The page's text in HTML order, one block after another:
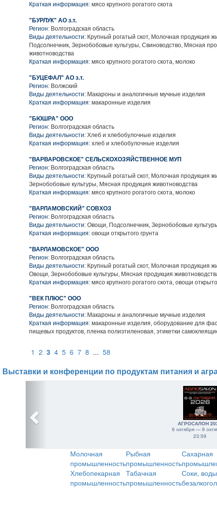
Краткая информация: мясо крупного рогатого скота
"БУРЛУК" АО з.т.
Регион: Волгоградская область
Виды деятельности: Крупный рогатый скот, Молочная продукция
Подсолнечник, Зернобобовые культуры, Свиноводство, Мясная
животноводства
Краткая информация: мясо крупного рогатого скота, молоко
"БУЦЕФАЛ" АО з.т.
Регион: Волжский
Виды деятельности: Макароны и аналогичные мучные изделия
Краткая информация: макаронные изделия
"БЮШРА" ООО
Регион: Волгоградская область
Виды деятельности: Хлеб и хлебобулочные изделия
Краткая информация: хлеб и хлебобулочные изделия
"ВАРВАРОВСКОЕ" СЕЛЬСКОХОЗЯЙСТВЕННОЕ МУП
Регион: Волгоградская область
Виды деятельности: Крупный рогатый скот, Молочная продукция
Зернобобовые культуры, Мясная продукция животноводства
Краткая информация: мясо крупного рогатого скота, молоко
"ВАРЛАМОВСКИЙ" СОВХОЗ
Регион: Волгоградская область
Виды деятельности: Овощи, Подсолнечник, Зернобобовые
Краткая информация: овощи открытого грунта
"ВАРЛАМОВСКОЕ" ООО
Регион: Волгоградская область
Виды деятельности: Крупный рогатый скот, Молочная продукция
Овощи, Зернобобовые культуры, Мясная продукция
Краткая информация: мясо крупного рогатого скота, овощи
"ВЕК ПЛЮС" ООО
Регион: Волгоградская область
Виды деятельности: Макароны и аналогичные мучные изделия
Краткая информация: макаронные изделия, оборудование для
пищевых продуктов, пленка полиэтиленовая, этикетки
1 2 3 4 5 6 7 8 ... 58
Выставки и конференции по продуктам питания и
АГРОСАЛОН
6 октября — 9
23:59
Молочная
промышленность
Рыбная
промышленность
Сахарная
Хлебопекарная
промышленность
Табачная
промышленность
Соки,